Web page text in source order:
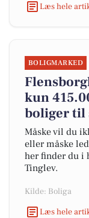
Læs hele
BOLIGMARKED
kun
boliger til
Måske vil du
eller måske
her finder du i
Tinglev.
Kilde: Boliga
Læs hele